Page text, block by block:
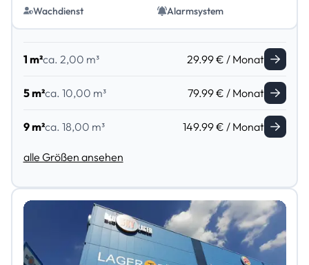
Wachdienst
Alarmsystem
1 m²ca. 2,00 m³ 29.99 € / Monat
5 m²ca. 10,00 m³ 79.99 € / Monat
9 m²ca. 18,00 m³ 149.99 € / Monat
alle Größen ansehen